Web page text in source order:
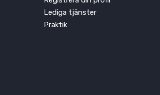
Lediga tjänster
Praktik